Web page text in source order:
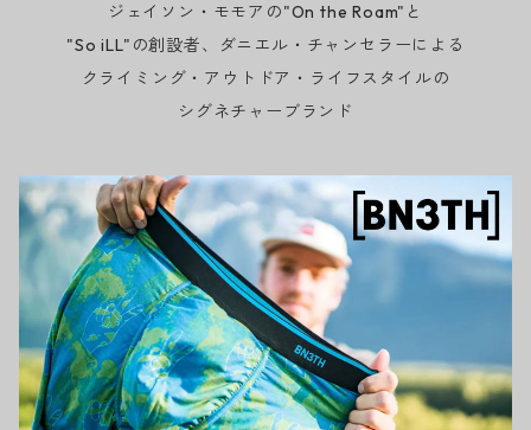
ジェイソン・モモアの"On the Roam"と
"So iLL"の創設者、ダニエル・チャンセラーによる
クライミング・アウトドア・ライフスタイルの
シグネチャーブランド